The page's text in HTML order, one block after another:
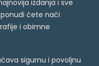
izdanja i sve
ćete naći
i obimne
sigurnu i povoljnu